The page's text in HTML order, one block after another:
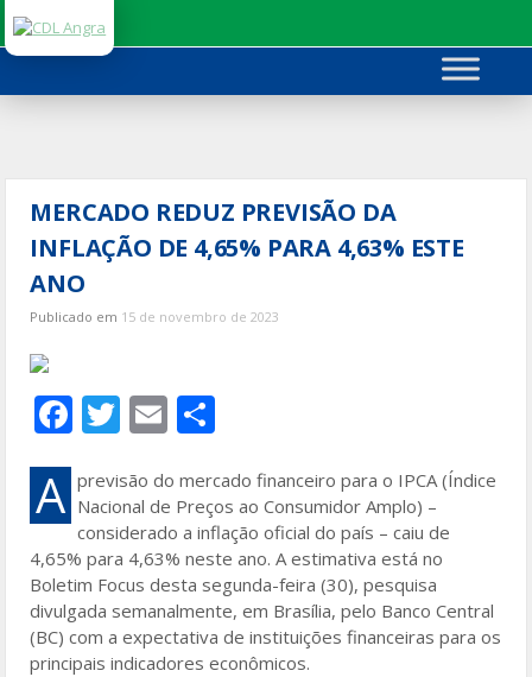
para
conteúdo
MERCADO REDUZ PREVISÃO DA
INFLAÇÃO DE 4,65% PARA 4,63% ESTE
ANO
Publicado em 15 de novembro de 2023
F
ac
e
b
o
o
k
T
w
itt
er
E
m
ai
l
ar
e
A previsão do mercado financeiro para o IPCA (Índice
Nacional de Preços ao Consumidor Amplo) –
considerado a inflação oficial do país – caiu de
4,65% para 4,63% neste ano. A estimativa está no
Boletim Focus desta segunda-feira (30), pesquisa
divulgada semanalmente, em Brasília, pelo Banco Central
(BC) com a expectativa de instituições financeiras para os
principais indicadores econômicos.